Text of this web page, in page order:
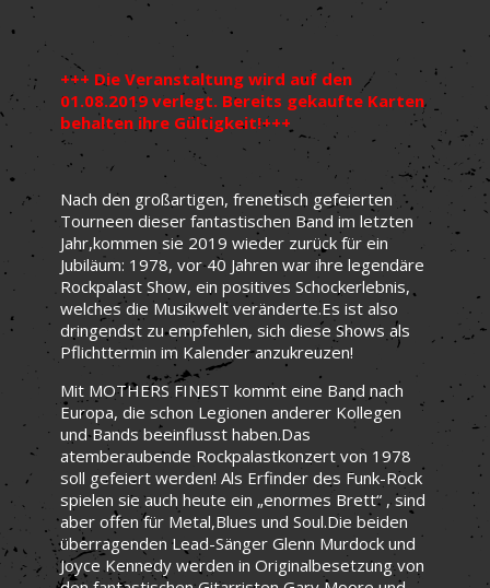
+++ Die Veranstaltung wird auf den
01.08.2019 verlegt. Bereits gekaufte Karten
behalten ihre Gültigkeit!+++
Nach den großartigen, frenetisch gefeierten
Tourneen dieser fantastischen Band im letzten
Jahr,kommen sie 2019 wieder zurück für ein
Jubiläum: 1978, vor 40 Jahren war ihre legendäre
Rockpalast Show, ein positives Schockerlebnis,
welches die Musikwelt veränderte.Es ist also
dringendst zu empfehlen, sich diese Shows als
Pflichttermin im Kalender anzukreuzen!
Mit MOTHERS FINEST kommt eine Band nach
Europa, die schon Legionen anderer Kollegen
und Bands beeinflusst haben.Das
atemberaubende Rockpalastkonzert von 1978
soll gefeiert werden! Als Erfinder des Funk-Rock
spielen sie auch heute ein „enormes Brett“ , sind
aber offen für Metal,Blues und Soul.Die beiden
überragenden Lead-Sänger Glenn Murdock und
Joyce Kennedy werden in Originalbesetzung von